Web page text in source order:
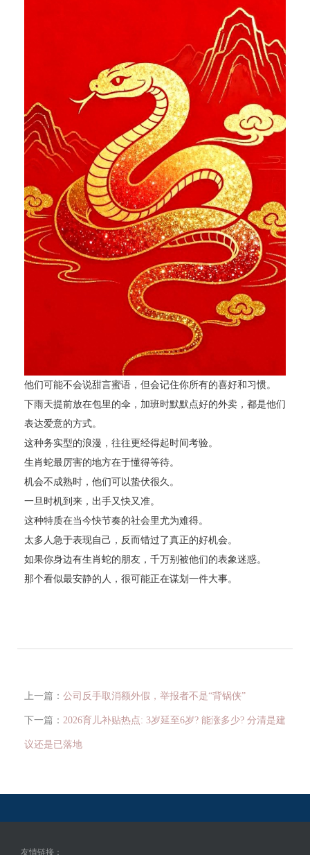
他们可能不会说甜言蜜语，但会记住你所有的喜好和习惯。
下雨天提前放在包里的伞，加班时默默点好的外卖，都是他们
表达爱意的方式。
这种务实型的浪漫，往往更经得起时间考验。
生肖蛇最厉害的地方在于懂得等待。
机会不成熟时，他们可以蛰伏很久。
一旦时机到来，出手又快又准。
这种特质在当今快节奏的社会里尤为难得。
太多人急于表现自己，反而错过了真正的好机会。
如果你身边有生肖蛇的朋友，千万别被他们的表象迷惑。
那个看似最安静的人，很可能正在谋划一件大事。
上一篇： 公司反手取消额外假，举报者不是“背锅侠”
下一篇： 2026育儿补贴热点: 3岁延至6岁? 能涨多少? 分清是建
议还是已落地
友情链接：